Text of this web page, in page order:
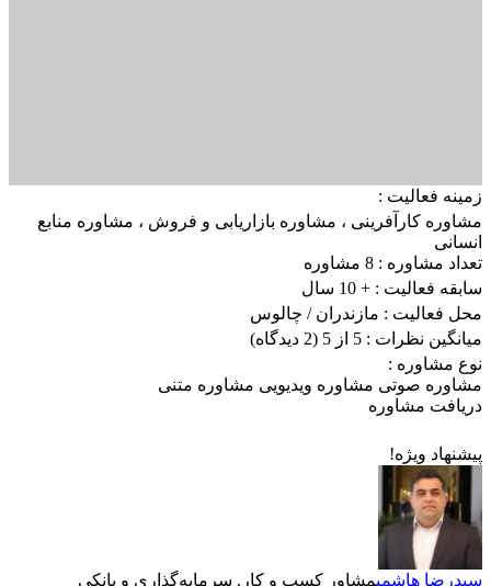
زمینه فعالیت :
مشاوره کارآفرینی ، مشاوره بازاریابی و فروش ، مشاوره منابع
انسانی
تعداد مشاوره : 8 مشاوره
سابقه فعالیت : + 10 سال
محل فعالیت : مازندران/ چالوس
میانگین نظرات : 5 از 5
(2 دیدگاه)
نوع مشاوره :
مشاوره صوتی مشاوره ویدیویی مشاوره متنی
دریافت مشاوره
پیشنهاد ویژه!
سیدرضا هاشمیمشاور کسب و کار. سرمایه‌گذاری و بانکی